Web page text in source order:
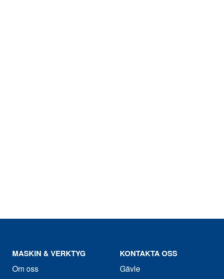
MASKIN & VERKTYG
Om oss
KONTAKTA OSS
Gävle